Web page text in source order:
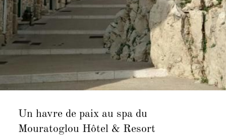
Un havre de paix au spa du
Mouratoglou Hôtel & Resort